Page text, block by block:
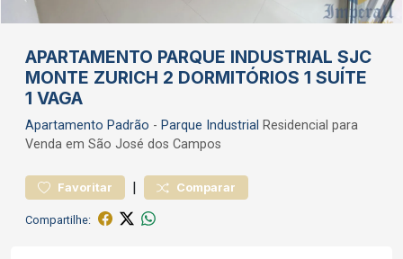
APARTAMENTO PARQUE INDUSTRIAL SJC
MONTE ZURICH 2 DORMITÓRIOS 1 SUÍTE
1 VAGA
Apartamento Padrão - Parque Industrial Residencial para
Venda em São José dos Campos
Favoritar | Comparar
Compartilhe: